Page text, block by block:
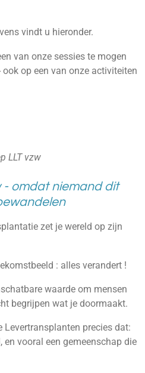
vindt u hieronder.
van onze sessies te mogen
op een van onze activiteiten
LLT vzw
- omdat niemand dit
zet je wereld op zijn
: alles verandert !
waarde om mensen
begrijpen wat je doormaakt.
Levertransplanten precies dat:
en vooral een gemeenschap die